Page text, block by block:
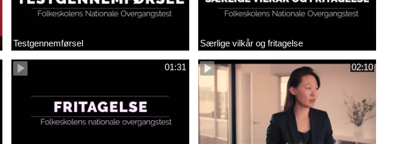
Testgennemførsel Særlige vilkår og fritagelse
01:31 02:10